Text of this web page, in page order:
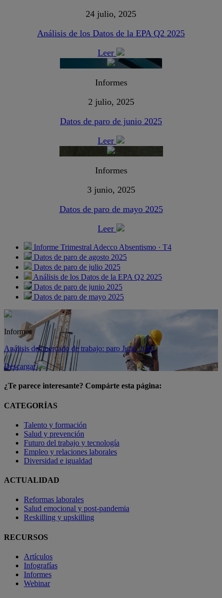
24 julio, 2025
Análisis de los Datos de la EPA Q2 2025
Leer
Informes
2 julio, 2025
Datos de paro de junio 2025
Leer
Informes
3 junio, 2025
Datos de paro de mayo 2025
Leer
Informe Trimestral Adecco Absentismo · T4
Datos de paro de agosto 2025
Datos de paro de julio 2025
Análisis de los Datos de la EPA Q2 2025
Datos de paro de junio 2025
Datos de paro de mayo 2025
Informes
Análisis del mercado de trabajo: paro Julio 2026
Descargar
¿Te parece interesante? Compárte esta página:
CATEGORÍAS
Talento y formación
Salud y prevención
Futuro del trabajo y tecnología
Empleo y relaciones laborales
Diversidad e igualdad
ACTUALIDAD
Reformas laborales
Salud emocional y post-pandemia
Reskilling y upskilling
RECURSOS
Artículos
Infografías
Informes
Webinar